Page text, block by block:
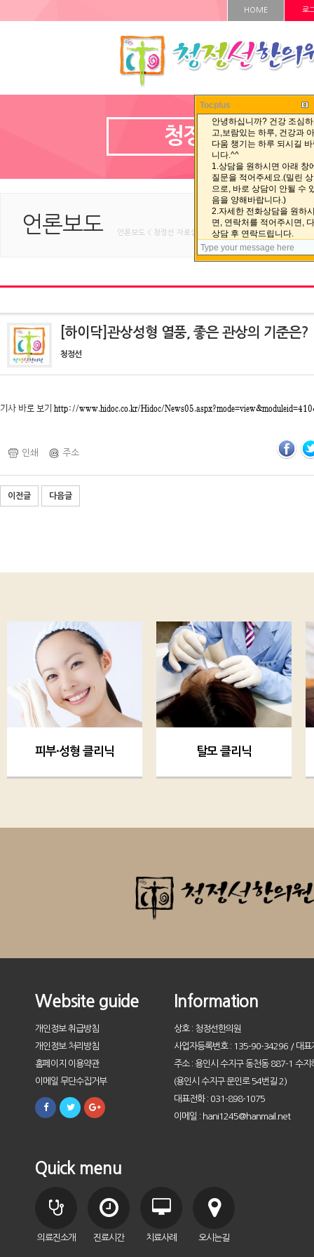
HOME 로
청정선 자료실
언론보도 언론보도 < 청정선 자료실 < HOME
[하이닥]관상성형 열풍, 좋은 관상의 기준은?
청정선
기사 바로 보기 http://www.hidoc.co.kr/Hidoc/
인쇄 주소
이전글 다음글
피부·성형 클리닉 탈모 클리닉
Website guide
개인정보 취급방침
개인정보 처리방침
홈페이지 이용약관
이메일 무단수집거부
Information
상호 : 청정선한의원
사업자등록번호 : 135-90-34296 / 대표
주소 : 용인시 수지구 동천동 887-1 수지
(용인시 수지구 문인로 54번길 2)
대표전화 : 031-898-1075
이메일 : hani1245@hanmail.net
Quick menu
의료진소개 진료시간 치료사례 오시는길
Tocplus